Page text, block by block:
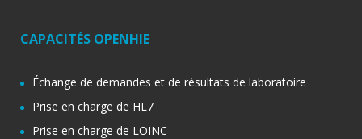
CAPACITÉS OPENHIE
Échange de demandes et de résultats de laboratoire
Prise en charge de HL7
Prise en charge de LOINC